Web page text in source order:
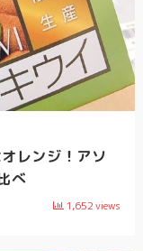
レンジ！アソ
べ
1,652views